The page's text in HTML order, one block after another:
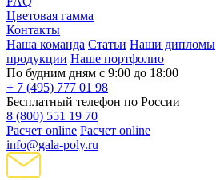
Цветовая гамма
Контакты
Наша команда Статьи Наши дипломы
продукции Наше портфолио
По будним дням с 9:00 до 18:00
+ 7 (495) 777 01 98
Бесплатный телефон по России
8 (800) 551 19 70
Расчет online Расчет online
info@gala-poly.ru